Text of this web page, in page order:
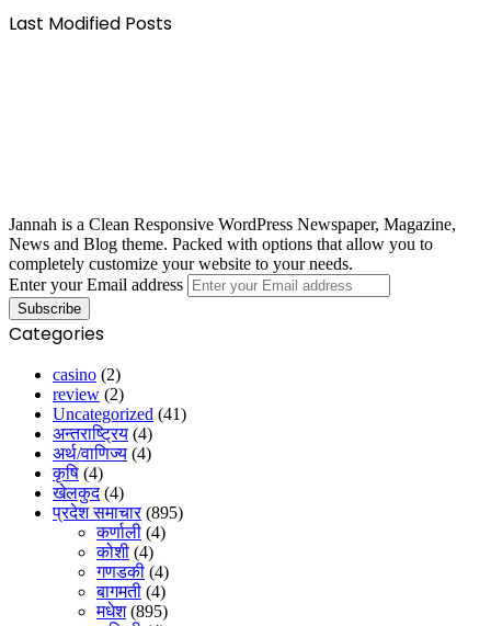
Last Modified Posts
Jannah is a Clean Responsive WordPress Newspaper, Magazine,
News and Blog theme. Packed with options that allow you to
completely customize your website to your needs.
Enter your Email address
Categories
casino (2)
review (2)
Uncategorized (41)
अन्तराष्ट्रिय (4)
अर्थ/वाणिज्य (4)
कृषि (4)
खेलकुद(4)
प्रदेश समाचार(895)
कर्णाली (4)
कोशी (4)
गणडकी (4)
बागमती (4)
मधेश(895)